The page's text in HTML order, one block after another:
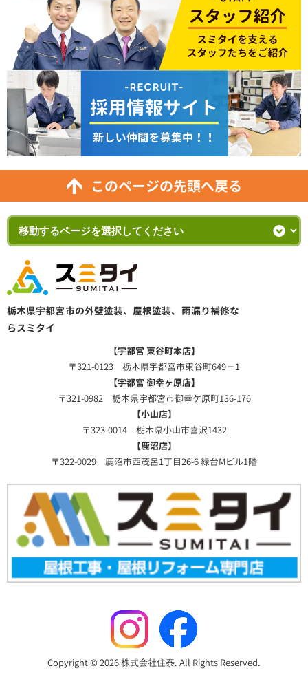
このページの先頭へ戻る
栃木県宇都宮市の外壁塗装、屋根塗装、雨漏り補修な
らスミタイ
【宇都宮 東谷町本店】
〒321-0123 栃木県宇都宮市東谷町649－1
【宇都宮 御幸ヶ原店】
〒321-0982 栃木県宇都宮市御幸ケ原町136-176
【小山店】
〒323-0014 栃木県小山市喜沢1432
【鹿沼店】
〒322-0029 鹿沼市西茂呂1丁目26-6 緑台Mビル1階
Copyright © 2026 株式会社住泰. All Rights Reserved.